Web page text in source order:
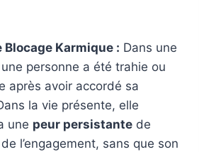
Blocage Karmique : Dans une
personne a été trahie ou
après avoir accordé sa
la vie présente, elle
une peur persistante de
l’engagement, sans que son